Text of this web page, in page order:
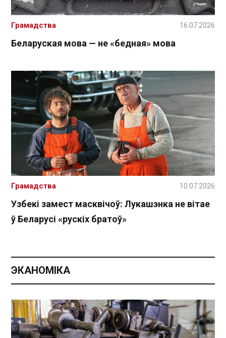
Беларуская мова — не «бедная» мова
Грамадства 16.07.2026
Узбекі замест масквічоў: Лукашэнка не вітае
ў Беларусі «рускіх братоў»
Грамадства 10.07.2026
ЭКАНОМІКА